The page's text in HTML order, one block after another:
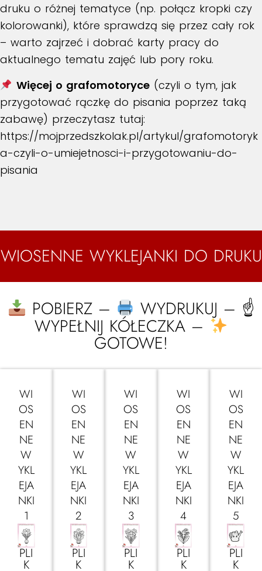
druku o różnej tematyce (np. połącz kropki czy
kolorowanki), które sprawdzą się przez cały rok
– warto zajrzeć i dobrać karty pracy do
aktualnego tematu zajęć lub pory roku.
Więcej o grafomotoryce(czyli o tym, jak
przygotować rączkę do pisania poprzez taką
zabawę) przeczytasz tutaj:
https://mojprzedszkolak.pl/artykul/grafomotoryk
a-czyli-o-umiejetnosci-i-przygotowaniu-do-
pisania
WIOSENNE WYKLEJANKI DO DRUKU
POBIERZ – WYDRUKUJ – ☝
WYPEŁNIJ KÓŁECZKA –
GOTOWE!
WI
OS
EN
NE
W
YKL
EJA
NKI
1
PLI
K
WI
OS
EN
NE
W
YKL
EJA
NKI
2
PLI
K
WI
OS
EN
NE
W
YKL
EJA
NKI
3
PLI
K
WI
OS
EN
NE
W
YKL
EJA
NKI
4
PLI
K
WI
OS
EN
NE
W
YKL
EJA
NKI
5
PLI
K